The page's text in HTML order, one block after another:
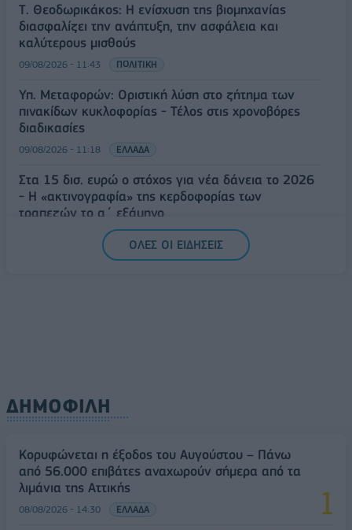
Τ. Θεοδωρικάκος: Η ενίσχυση της βιομηχανίας
διασφαλίζει την ανάπτυξη, την ασφάλεια και
καλύτερους μισθούς
09/08/2026 - 11:43 ΠΟΛΙΤΙΚΗ
Υπ. Μεταφορών: Οριστική λύση στο ζήτημα των
πινακίδων κυκλοφορίας - Τέλος στις χρονοβόρες
διαδικασίες
09/08/2026 - 11:18 ΕΛΛΑΔΑ
Στα 15 δισ. ευρώ ο στόχος για νέα δάνεια το 2026
- Η «ακτινογραφία» της κερδοφορίας των
τραπεζών το α΄ εξάμηνο
ΤΡΑΠΕΖΕΣ
Ισπανία – Ιταλία: Κλιμακώνεται η αντιπαράθεση για
ΟΛΕΣ ΟΙ ΕΙΔΗΣΕΙΣ
ΔΗΜΟΦΙΛΗ
Κορυφώνεται η έξοδος του Αυγούστου – Πάνω
από 56.000 επιβάτες αναχωρούν σήμερα από τα
λιμάνια της Αττικής
08/08/2026 - 14:30 ΕΛΛΑΔΑ